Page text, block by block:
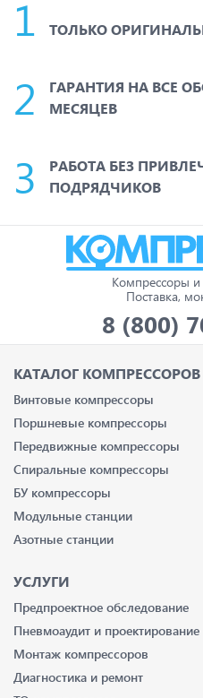
ТОЛЬКО
ГАРАНТИЯ НА ВСЕ
МЕСЯЦЕВ
РАБОТА БЕЗ
ПОДРЯДЧИКОВ
Компрессоры
Поставка,
8 (800)
КАТАЛОГ КОМПРЕССОРОВ
Винтовые компрессоры
Поршневые компрессоры
Передвижные компрессоры
Спиральные компрессоры
БУ компрессоры
Модульные станции
Азотные станции
УСЛУГИ
Предпроектное обследование
Пневмоаудит и проектирование
Монтаж компрессоров
Диагностика и ремонт